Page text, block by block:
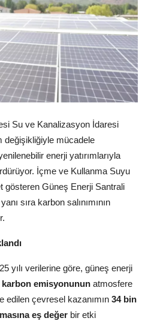
Su ve Kanalizasyon İdaresi
değişikliğiyle mücadele
enerji yatırımlarıyla
İçme ve Kullanma Suyu
gösteren Güneş Enerji Santrali
sıra karbon salınımının
yılı verilerine göre, güneş enerji
karbon emisyonunun atmosfere
edilen çevresel kazanımın 34 bin
eş değer bir etki